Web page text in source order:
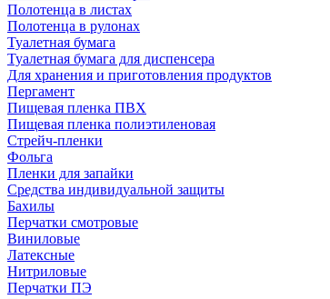
Полотенца в листах
Полотенца в рулонах
Туалетная бумага
Туалетная бумага для диспенсера
Для хранения и приготовления продуктов
Пергамент
Пищевая пленка ПВХ
Пищевая пленка полиэтиленовая
Стрейч-пленки
Фольга
Пленки для запайки
Средства индивидуальной защиты
Бахилы
Перчатки смотровые
Виниловые
Латексные
Нитриловые
Перчатки ПЭ